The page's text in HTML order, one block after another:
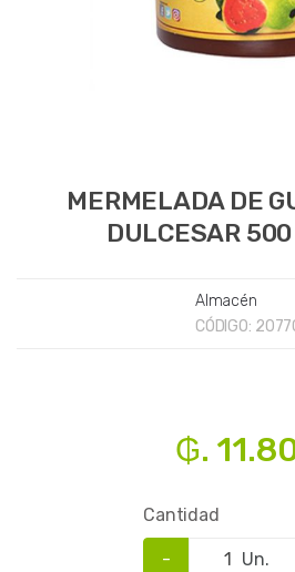
MERMELADA DE
DULCESAR 500
Almacén
CÓDIGO:
₲.
Cantidad
- Un.